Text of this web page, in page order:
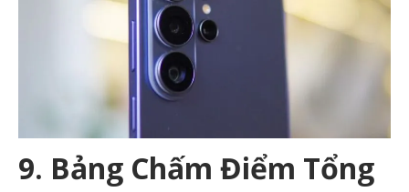
9. Bảng Chấm Điểm Tổng